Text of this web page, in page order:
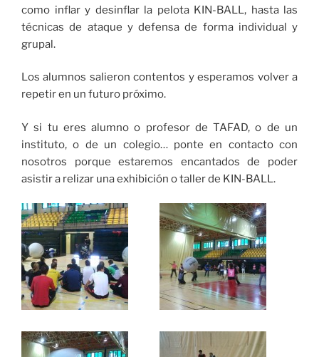
como inflar y desinflar la pelota KIN-BALL, hasta las
técnicas de ataque y defensa de forma individual y
grupal.
Los alumnos salieron contentos y esperamos volver a
repetir en un futuro próximo.
Y si tu eres alumno o profesor de TAFAD, o de un
instituto, o de un colegio… ponte en contacto con
nosotros porque estaremos encantados de poder
asistir a relizar una exhibición o taller de KIN-BALL.